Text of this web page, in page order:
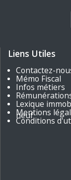
Liens Utiles
Contactez-
Mémo Fiscal
Infos métiers
Lexique
neuf
Mentions
Conditions